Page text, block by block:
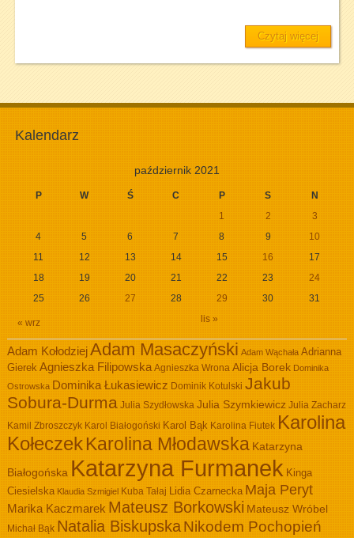
Czytaj więcej
Kalendarz
październik 2021
P W Ś C P S N
« wrz lis »
1 2
3
4
5 6 7 8 9
10
11
12 13 14 15 16
17
18
19 20 21 22 23
24
25
26 27 28 29 30 31
Adam KołodziejAdam Masaczyński Adam Wąchała Adrianna
Gierek Agnieszka Filipowska Agnieszka Wrona Alicja Borek Dominika
Ostrowska Dominika Łukasiewicz Dominik Kotulski Jakub
Sobura-Durma Julia Szydłowska Julia Szymkiewicz Julia Zacharz
Kamil Zbroszczyk Karol Białogoński Karol Bąk Karolina Fiutek Karolina
KołeczekKarolina Młodawska Katarzyna
Białogońska Katarzyna Furmanek Kinga
Ciesielska Klaudia Szmigiel Kuba Tałaj Lidia Czarnecka Maja Peryt
Marika Kaczmarek Mateusz Borkowski Mateusz Wróbel
Michał Bąk Natalia BiskupskaNikodem Pochopień